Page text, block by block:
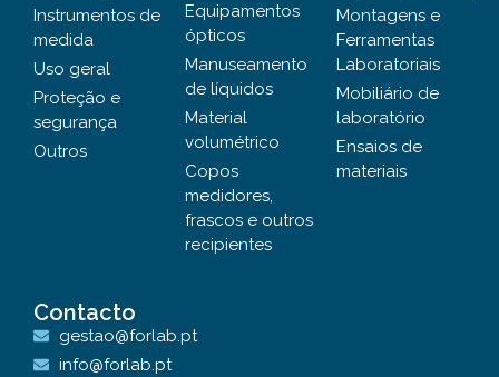
Instrumentos de
medida
Uso geral
Proteção e
segurança
Outros
Equipamentos
ópticos
Manuseamento
de líquidos
Material
volumétrico
Copos
medidores,
frascos e outros
recipientes
Montagens e
Ferramentas
Laboratoriais
Mobiliário de
laboratório
Ensaios de
materiais
Contacto
gestao@forlab.pt
info@forlab.pt